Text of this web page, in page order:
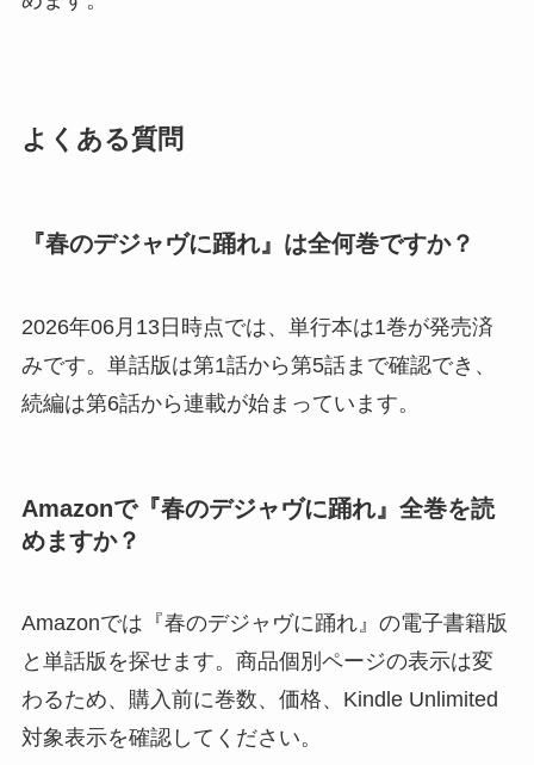
よくある質問
『春のデジャヴに踊れ』は全何巻ですか？
2026年06月13日時点では、単行本は1巻が発売済
みです。単話版は第1話から第5話まで確認でき、
続編は第6話から連載が始まっています。
Amazonで『春のデジャヴに踊れ』全巻を読
めますか？
Amazonでは『春のデジャヴに踊れ』の電子書籍版
と単話版を探せます。商品個別ページの表示は変
わるため、購入前に巻数、価格、Kindle Unlimited
対象表示を確認してください。